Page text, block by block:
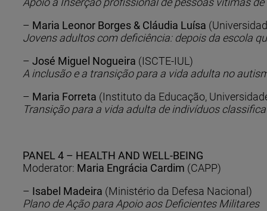
– Maria Leonor Borges & Cláudia Luísa
Jovens adultos com deficiência: depois da escola
– José Miguel Nogueira (ISCTE-IUL)
A inclusão e a transição para a vida adulta no
– Maria Forreta (Instituto da Educação,
Transição para a vida adulta de indivíduos
PANEL 4 – HEALTH AND WELL-BEING
Moderator: Maria Engrácia Cardim (CAPP)
– Isabel Madeira (Ministério da Defesa Nacional)
Plano de Ação para Apoio aos Deficientes Militares